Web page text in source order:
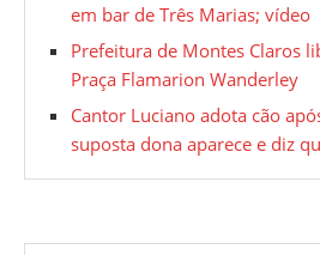
em bar de Três Marias; vídeo
Prefeitura de Montes Claros
Praça Flamarion Wanderley
Cantor Luciano adota cão
suposta dona aparece e diz